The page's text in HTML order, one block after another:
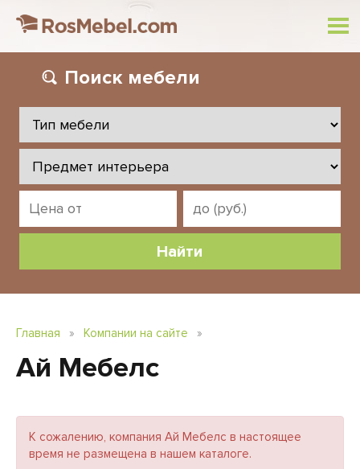
Поиск мебели
Главная » Компании на сайте »
Ай Мебелс
К сожалению, компания Ай Мебелс в настоящее
время не размещена в нашем каталоге.